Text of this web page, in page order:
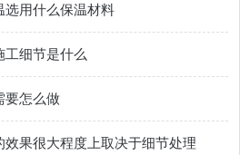
选用什么保温材料
工细节是什么
要怎么做
果很大程度上取决于细节处理